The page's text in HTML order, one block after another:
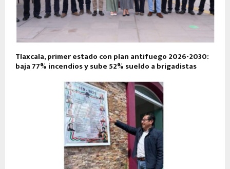
Tlaxcala, primer estado con plan antifuego 2026-2030:
baja 77% incendios y sube 52% sueldo a brigadistas